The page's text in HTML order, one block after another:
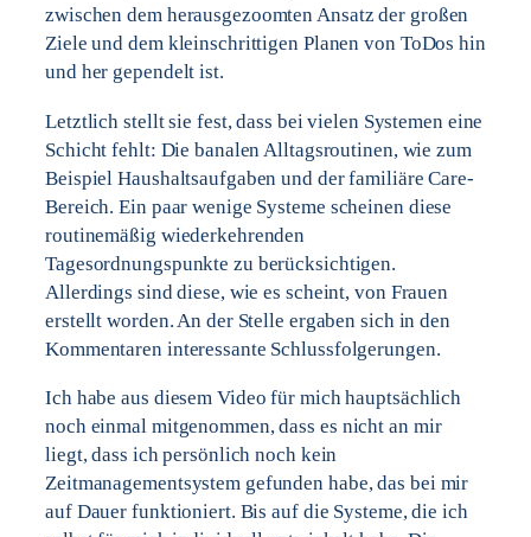
zwischen dem herausgezoomten Ansatz der großen
Ziele und dem kleinschrittigen Planen von ToDos hin
und her gependelt ist.
Letztlich stellt sie fest, dass bei vielen Systemen eine
Schicht fehlt: Die banalen Alltagsroutinen, wie zum
Beispiel Haushaltsaufgaben und der familiäre Care-
Bereich. Ein paar wenige Systeme scheinen diese
routinemäßig wiederkehrenden
Tagesordnungspunkte zu berücksichtigen.
Allerdings sind diese, wie es scheint, von Frauen
erstellt worden. An der Stelle ergaben sich in den
Kommentaren interessante Schlussfolgerungen.
Ich habe aus diesem Video für mich hauptsächlich
noch einmal mitgenommen, dass es nicht an mir
liegt, dass ich persönlich noch kein
Zeitmanagementsystem gefunden habe, das bei mir
auf Dauer funktioniert. Bis auf die Systeme, die ich